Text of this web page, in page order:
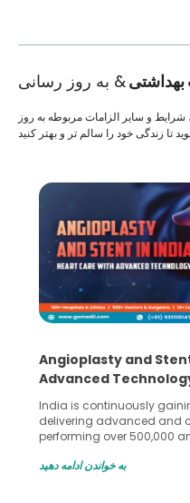
بهداشتی& به روز رسانی
و سایر الزامات مربوطه به روز
Angioplasty and
Advanced
India is continuously
delivering advanced and
performing over 500,000
globe are searching for
به خواندن ادامه دهید